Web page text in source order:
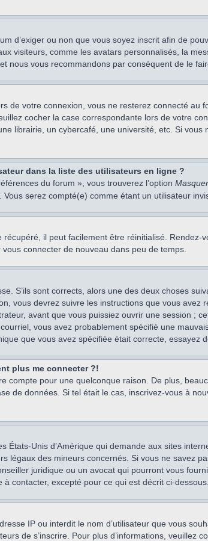
d’exiger ou non que vous soyez inscrit afin de
visiteurs, comme les avatars personnalisés, la
nous vous recommandons par conséquent de le
de votre connexion, vous ne resterez connecté au
cocher la case correspondante lors de votre
librairie, un cybercafé, une université, etc. Si
dans la liste des utilisateurs en ligne ?
du forum », vous trouverez l’option
serez compté(e) comme étant un utilisateur
il peut facilement être réinitialisé. Rendez-
connecter de nouveau dans peu de temps.
S’ils sont corrects, alors une des deux choses
vous devrez suivre les instructions que vous
avant que vous puissiez ouvrir une session ;
vous avez probablement spécifié une
que vous avez spécifiée était correcte, essayez
plus me connecter ?!
compte pour une quelconque raison. De plus,
de données. Si tel était le cas, inscrivez-vous à
États-Unis d’Amérique qui demande aux sites
légaux des mineurs concernés. Si vous ne savez
juridique ou un avocat qui pourront vous
à contacter, excepté pour ce qui est décrit ci-dessous.
IP ou interdit le nom d’utilisateur que vous
de s’inscrire. Pour plus d’informations, veuillez